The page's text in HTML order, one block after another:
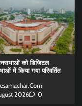
को डिजिटल
में किया गया परिवर्तित
2026
0